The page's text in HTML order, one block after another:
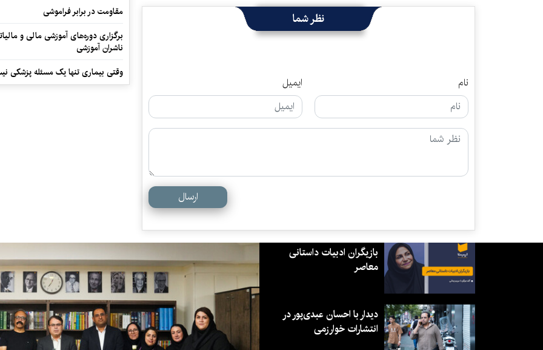
نظر شما
نام ایمیل
ارسال
مقاومت در برابر فراموشی
برگزاری دوره‌های آموزشی مالی و
ناشران آموزشی
وقتی بیماری تنها یک مسئله پزشکی
بازیگران ادبیات داستانی
معاصر
دیدار با احسان عبدی‌پور در
انتشارات خوارزمی